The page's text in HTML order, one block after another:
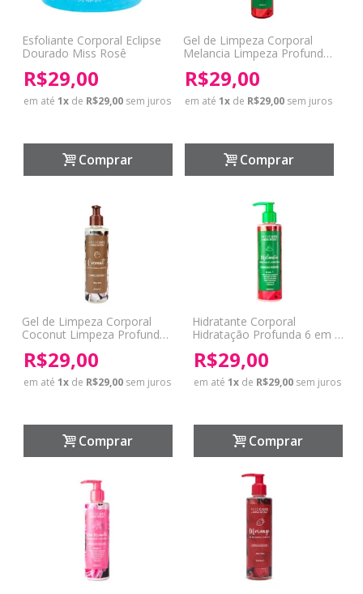
Esfoliante Corporal Eclipse
Dourado Miss Rosê
R$29,00
em até1x de R$29,00 sem juros
Comprar
Gel de Limpeza Corporal
Melancia Limpeza Profunda
R$29,00
em até1x de R$29,00 sem juros
Comprar
Gel de Limpeza Corporal
Coconut Limpeza Profunda
R$29,00
em até1x de R$29,00 sem juros
Comprar
Hidratante Corporal
Hidratação Profunda 6 em 1
R$29,00
em até1x de R$29,00 sem juros
Comprar